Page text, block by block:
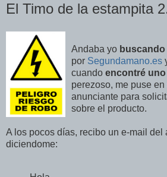
El Timo de la estampita
Andaba yo
por Segundamano.es
cuando encontré uno
perezoso, me puse en
anunciante para
sobre el producto.
A los pocos días, recibo un e-mail del
diciendome: